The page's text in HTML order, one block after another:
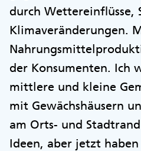
durch Wettereinflüsse,
Klimaveränderungen.
der Konsumenten. Ich
mittlere und kleine
mit Gewächshäusern
am Orts- und
Ideen, aber jetzt